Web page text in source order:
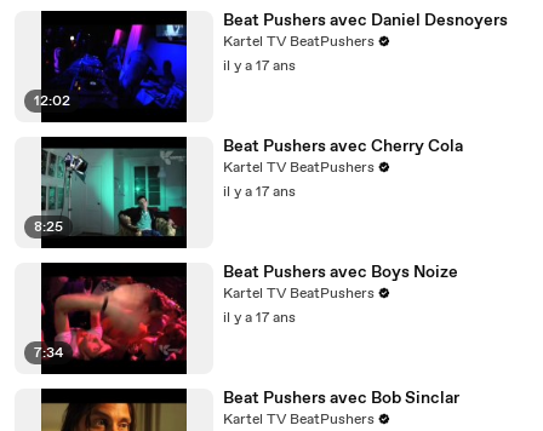
12:02
Beat Pushers avec Daniel Desnoyers
Kartel TV BeatPushers
il y a 17 ans
8:25
Beat Pushers avec Cherry Cola
Kartel TV BeatPushers
il y a 17 ans
7:34
Beat Pushers avec Boys Noize
Kartel TV BeatPushers
il y a 17 ans
Beat Pushers avec Bob Sinclar
Kartel TV BeatPushers